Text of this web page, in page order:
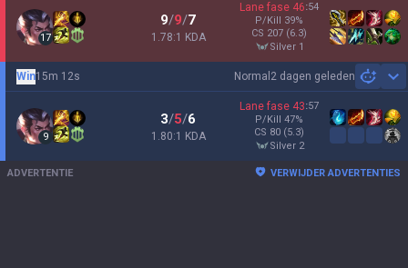
17
9/9/7
1.78:1 KDA
Lane fase 46:54
P/Kill 39%
CS 207 (6.3)
silver 1
Normal 2 dagen geleden
Win15m 12s
9
3/5/6
1.80:1 KDA
Lane fase 43:57
P/Kill 47%
CS 80 (5.3)
silver 2
ADVERTENTIE VERWIJDER ADVERTENTIES